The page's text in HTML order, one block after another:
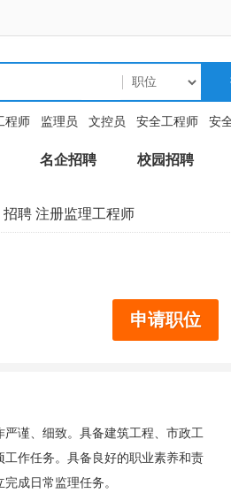
程师 监理员 文控员 安全工程师 安
名企招聘 校园招聘
招聘 注册监理工程师
申请职位
谨、细致。具备建筑工程、市政工
作任务。具备良好的职业素养和责
成日常监理任务。